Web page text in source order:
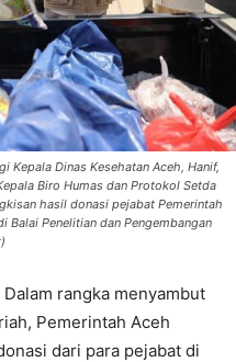
Kepala Dinas Kesehatan Aceh, Hanif,
Biro Humas dan Protokol Setda
hasil donasi pejabat Pemerintah
Balai Penelitian dan Pengembangan
rangka menyambut
Pemerintah Aceh
dari para pejabat di